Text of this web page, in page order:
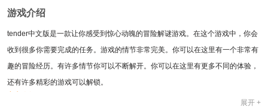
游戏介绍
tender中文版是一款让你感受到惊心动魄的冒险解谜游戏。在这个游戏中，你会
收到很多你需要完成的任务。游戏的情节非常完美。你可以在这里有一个非常有
趣的冒险经历。有许多情节你可以不断解开。你可以在这里有更多不同的体验，
还有许多精彩的游戏可以解锁。
展开 +